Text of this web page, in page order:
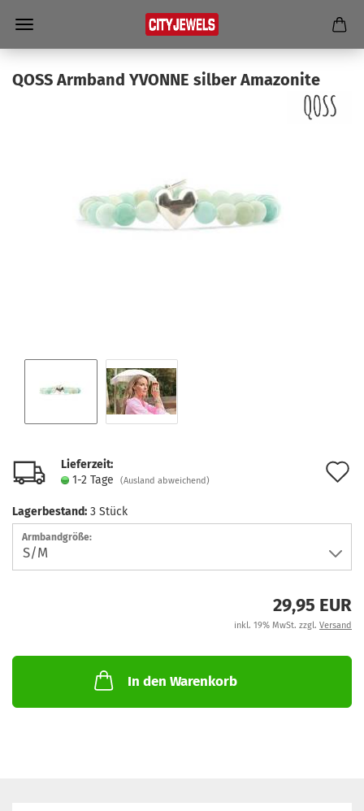
QOSS Arm­band YVONNE sil­ber Ama­zo­ni­te
Lieferzeit:
1-2 Tage
(Ausland abweichend)
Lagerbestand: 3 Stück
Armbandgröße:
29,95 EUR
inkl. 19% MwSt. zzgl. Versand
In den Warenkorb